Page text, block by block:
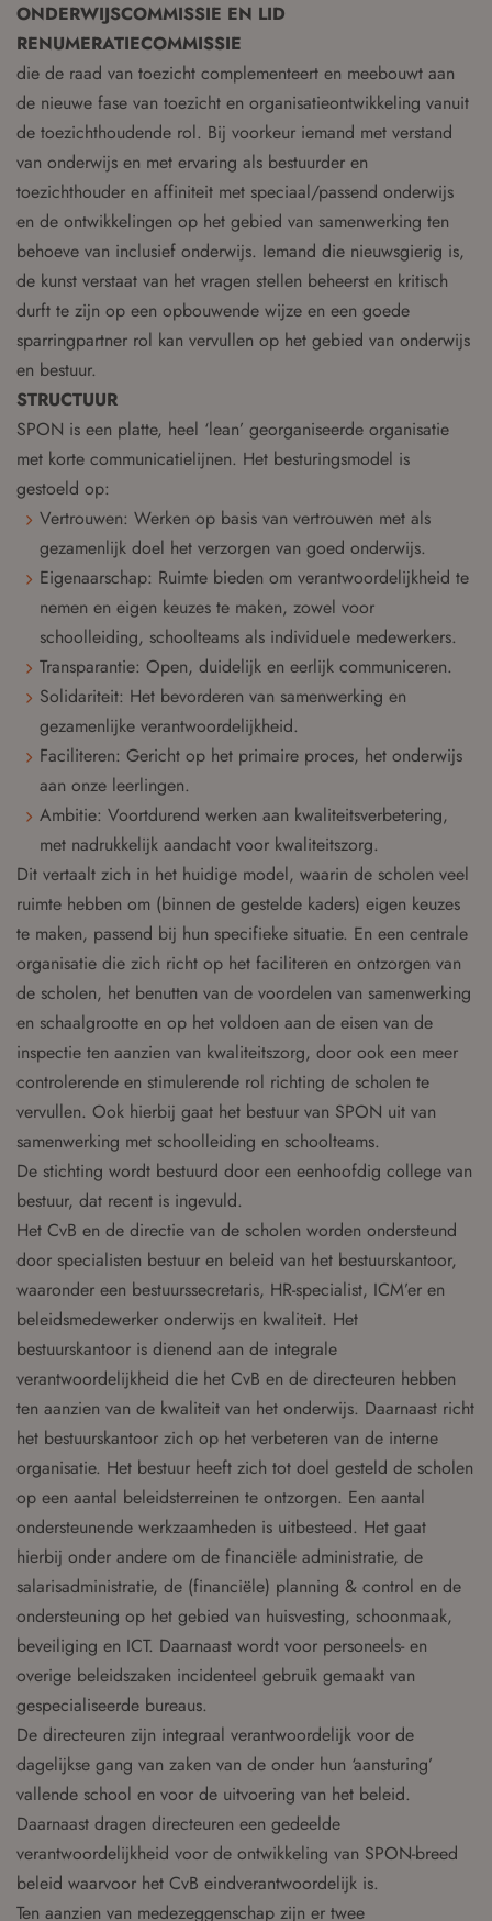
ONDERWIJSCOMMISSIE EN LID
RENUMERATIECOMMISSIE
die de raad van toezicht complementeert en meebouwt aan
de nieuwe fase van toezicht en organisatieontwikkeling vanuit
de toezichthoudende rol. Bij voorkeur iemand met verstand
van onderwijs en met ervaring als bestuurder en
toezichthouder en affiniteit met speciaal/passend onderwijs
en de ontwikkelingen op het gebied van samenwerking ten
behoeve van inclusief onderwijs. Iemand die nieuwsgierig is,
de kunst verstaat van het vragen stellen beheerst en kritisch
durft te zijn op een opbouwende wijze en een goede
sparringpartner rol kan vervullen op het gebied van onderwijs
en bestuur.
STRUCTUUR
SPON is een platte, heel ‘lean’ georganiseerde organisatie
met korte communicatielijnen. Het besturingsmodel is
gestoeld op:
Vertrouwen: Werken op basis van vertrouwen met als
gezamenlijk doel het verzorgen van goed onderwijs.
Eigenaarschap: Ruimte bieden om verantwoordelijkheid te
nemen en eigen keuzes te maken, zowel voor
schoolleiding, schoolteams als individuele medewerkers.
Transparantie: Open, duidelijk en eerlijk communiceren.
Solidariteit: Het bevorderen van samenwerking en
gezamenlijke verantwoordelijkheid.
Faciliteren: Gericht op het primaire proces, het onderwijs
aan onze leerlingen.
Ambitie: Voortdurend werken aan kwaliteitsverbetering,
met nadrukkelijk aandacht voor kwaliteitszorg.
Dit vertaalt zich in het huidige model, waarin de scholen veel
ruimte hebben om (binnen de gestelde kaders) eigen keuzes
te maken, passend bij hun specifieke situatie. En een centrale
organisatie die zich richt op het faciliteren en ontzorgen van
de scholen, het benutten van de voordelen van samenwerking
en schaalgrootte en op het voldoen aan de eisen van de
inspectie ten aanzien van kwaliteitszorg, door ook een meer
controlerende en stimulerende rol richting de scholen te
vervullen. Ook hierbij gaat het bestuur van SPON uit van
samenwerking met schoolleiding en schoolteams.
De stichting wordt bestuurd door een eenhoofdig college van
bestuur, dat recent is ingevuld.
Het CvB en de directie van de scholen worden ondersteund
door specialisten bestuur en beleid van het bestuurskantoor,
waaronder een bestuurssecretaris, HR-specialist, ICM’er en
beleidsmedewerker onderwijs en kwaliteit. Het
bestuurskantoor is dienend aan de integrale
verantwoordelijkheid die het CvB en de directeuren hebben
ten aanzien van de kwaliteit van het onderwijs. Daarnaast richt
het bestuurskantoor zich op het verbeteren van de interne
organisatie. Het bestuur heeft zich tot doel gesteld de scholen
op een aantal beleidsterreinen te ontzorgen. Een aantal
ondersteunende werkzaamheden is uitbesteed. Het gaat
hierbij onder andere om de financiële administratie, de
salarisadministratie, de (financiële) planning & control en de
ondersteuning op het gebied van huisvesting, schoonmaak,
beveiliging en ICT. Daarnaast wordt voor personeels- en
overige beleidszaken incidenteel gebruik gemaakt van
gespecialiseerde bureaus.
De directeuren zijn integraal verantwoordelijk voor de
dagelijkse gang van zaken van de onder hun ‘aansturing’
vallende school en voor de uitvoering van het beleid.
Daarnaast dragen directeuren een gedeelde
verantwoordelijkheid voor de ontwikkeling van SPON-breed
beleid waarvoor het CvB eindverantwoordelijk is.
Ten aanzien van medezeggenschap zijn er twee